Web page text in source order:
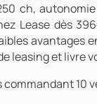
ch,
Lease dès
avantages
leasing et livre
10